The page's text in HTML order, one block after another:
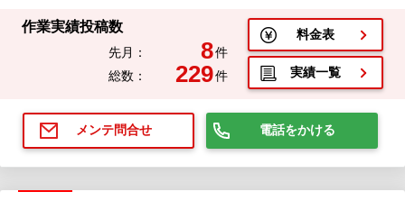
作業実績投稿数
先月： 8件
総数：
229件
料金表
実績一覧
メンテ問合せ 電話をかける